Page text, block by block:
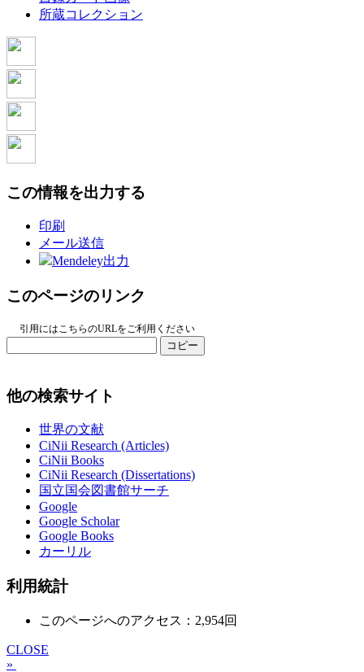
所蔵コレクション
この情報を出力する
印刷
メール送信
Mendeley出力
このページのリンク
引用にはこちらのURLをご利用ください
コピー
他の検索サイト
世界の文献
CiNii Research (Articles)
CiNii Books
CiNii Research (Dissertations)
国立国会図書館サーチ
Google
Google Scholar
Google Books
カーリル
利用統計
このページへのアクセス：2,954回
CLOSE
»